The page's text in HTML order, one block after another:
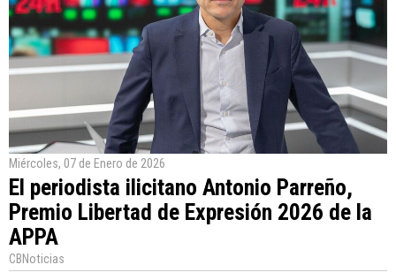
Miércoles, 07 de Enero de 2026
El periodista ilicitano Antonio Parreño,
Premio Libertad de Expresión 2026 de la
APPA
CBNoticias